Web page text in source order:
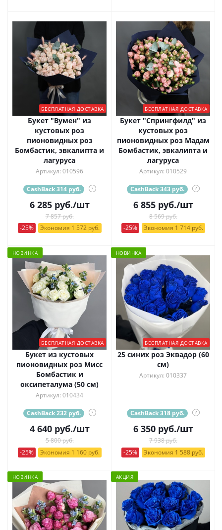
БЕСПЛАТНАЯ ДОСТАВКА
Букет "Вумен" из
кустовых роз
пионовидных роз
Бомбастик, эвкалипта и
лагуруса
Артикул: 010596
CashBack 314 руб. ?
6 285руб./шт
7 857 руб.
-25%
Экономия 1 572 руб.
БЕСПЛАТНАЯ ДОСТАВКА
Букет "Спрингфилд" из
кустовых роз
пионовидных роз Мадам
Бомбастик, эвкалипта и
лагуруса
Артикул: 010529
CashBack 343 руб. ?
6 855руб./шт
8 569 руб.
-25%
Экономия 1 714 руб.
НОВИНКА
БЕСПЛАТНАЯ ДОСТАВКА
Букет из кустовых
пионовидных роз Мисс
Бомбастик и
оксипеталума (50 см)
Артикул: 010434
CashBack 232 руб. ?
4 640руб./шт
5 800 руб.
-25%
Экономия 1 160 руб.
НОВИНКА
БЕСПЛАТНАЯ ДОСТАВКА
25 синих роз Эквадор (60
см)
Артикул: 010337
CashBack 318 руб. ?
6 350руб./шт
7 938 руб.
-25%
Экономия 1 588 руб.
НОВИНКА АКЦИЯ